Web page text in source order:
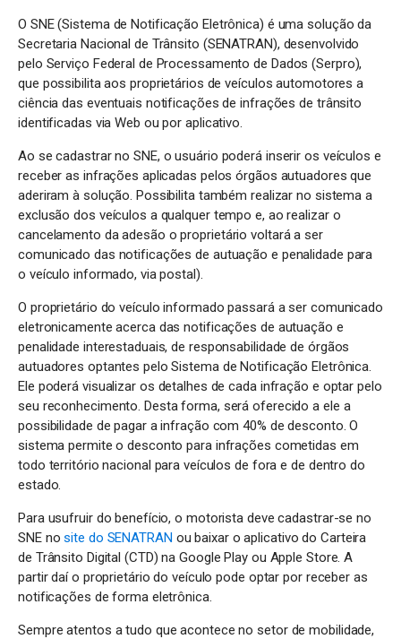
O SNE (Sistema de Notificação Eletrônica) é uma solução da
Secretaria Nacional de Trânsito (SENATRAN), desenvolvido
pelo Serviço Federal de Processamento de Dados (Serpro),
que possibilita aos proprietários de veículos automotores a
ciência das eventuais notificações de infrações de trânsito
identificadas via Web ou por aplicativo.
Ao se cadastrar no SNE, o usuário poderá inserir os veículos e
receber as infrações aplicadas pelos órgãos autuadores que
aderiram à solução. Possibilita também realizar no sistema a
exclusão dos veículos a qualquer tempo e, ao realizar o
cancelamento da adesão o proprietário voltará a ser
comunicado das notificações de autuação e penalidade para
o veículo informado, via postal).
O proprietário do veículo informado passará a ser comunicado
eletronicamente acerca das notificações de autuação e
penalidade interestaduais, de responsabilidade de órgãos
autuadores optantes pelo Sistema de Notificação Eletrônica.
Ele poderá visualizar os detalhes de cada infração e optar pelo
seu reconhecimento. Desta forma, será oferecido a ele a
possibilidade de pagar a infração com 40% de desconto. O
sistema permite o desconto para infrações cometidas em
todo território nacional para veículos de fora e de dentro do
estado.
Para usufruir do benefício, o motorista deve cadastrar-se no
SNE nosite do SENATRAN ou baixar o aplicativo do Carteira
de Trânsito Digital (CTD) na Google Play ou Apple Store. A
partir daí o proprietário do veículo pode optar por receber as
notificações de forma eletrônica.
Sempre atentos a tudo que acontece no setor de mobilidade,